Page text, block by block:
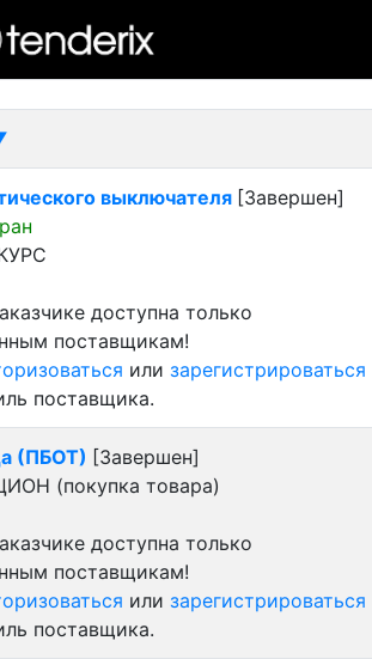
лот
выключателя [Завершен]
доступна только
поставщикам!
или зарегистрироваться
поставщика.
(ПБОТ) [Завершен]
(покупка товара)
доступна только
поставщикам!
или зарегистрироваться
поставщика.